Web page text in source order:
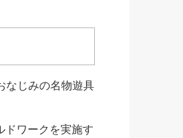
なじみの名物遊具
ドワークを実施す